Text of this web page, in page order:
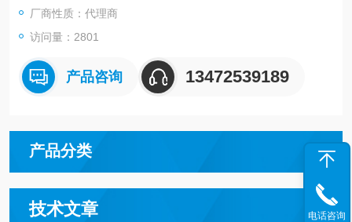
PolarityPNP
OutputLig
厂商性质：代理商
访问量：2801
产品咨询 13472539189
产品分类
技术文章 电话咨询